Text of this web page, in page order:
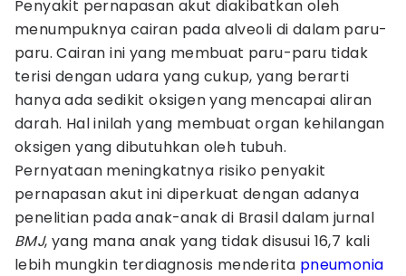
Penyakit pernapasan akut diakibatkan oleh
menumpuknya cairan pada alveoli di dalam paru-
paru. Cairan ini yang membuat paru-paru tidak
terisi dengan udara yang cukup, yang berarti
hanya ada sedikit oksigen yang mencapai aliran
darah. Hal inilah yang membuat organ kehilangan
oksigen yang dibutuhkan oleh tubuh.
Pernyataan meningkatnya risiko penyakit
pernapasan akut ini diperkuat dengan adanya
penelitian pada anak-anak di Brasil dalam jurnal
BMJ, yang mana anak yang tidak disusui 16,7 kali
lebih mungkin terdiagnosis menderita pneumonia